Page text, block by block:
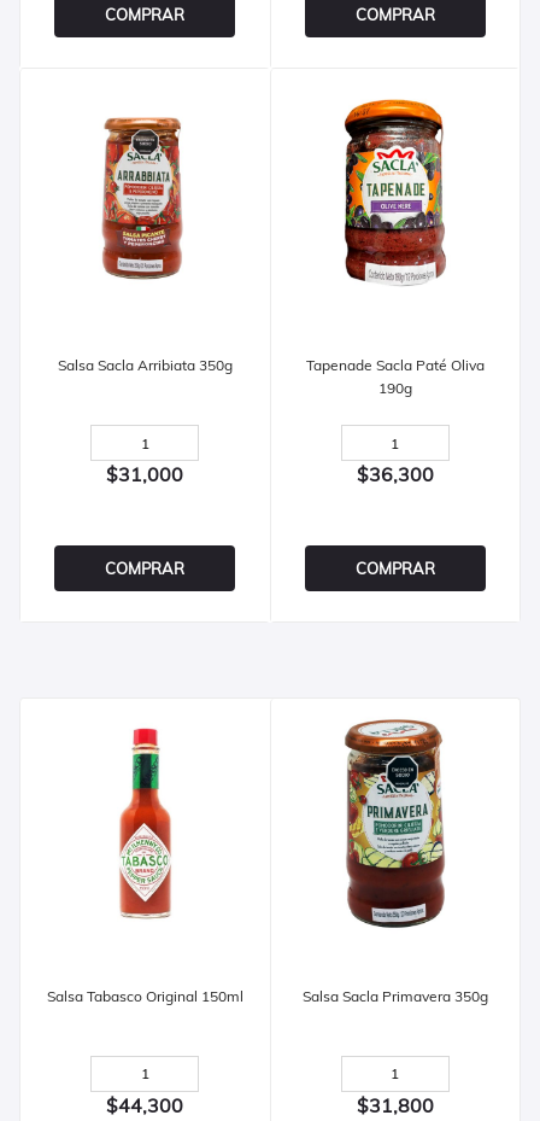
COMPRAR COMPRAR
Salsa Sacla Arribiata 350g
$31,000
COMPRAR
Tapenade Sacla Paté Oliva
190g
$36,300
COMPRAR
Salsa Tabasco Original 150ml
$44,300
Salsa Sacla Primavera 350g
$31,800